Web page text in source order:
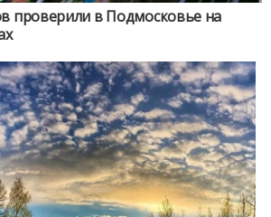
проверили в Подмосковье на